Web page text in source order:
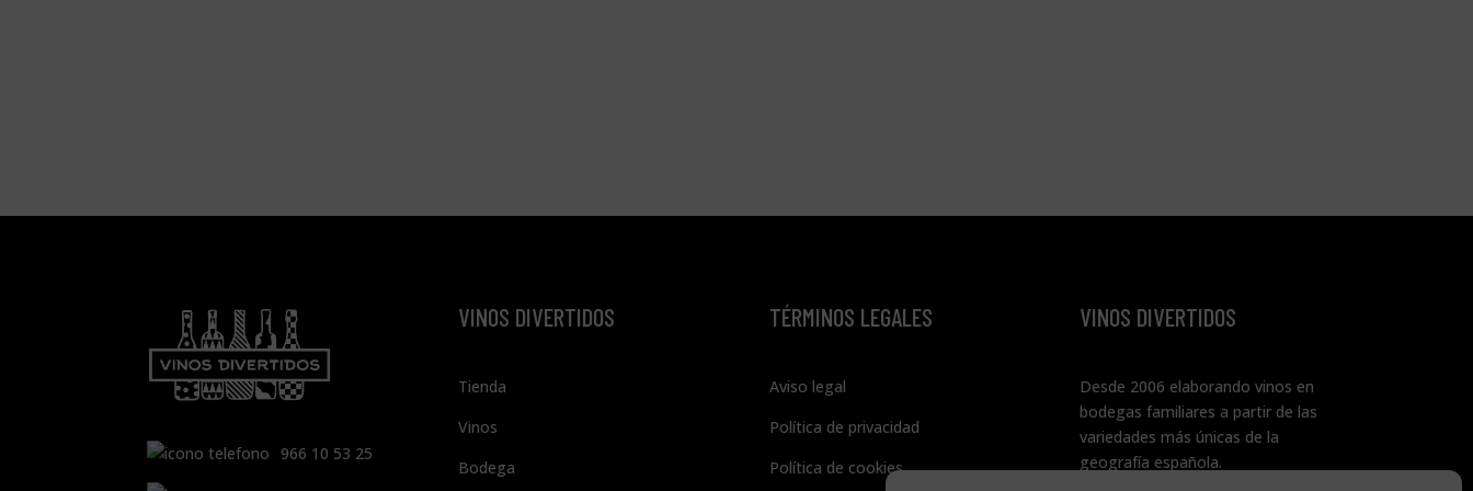
966 10 53 25
VINOS DIVERTIDOS
Tienda
Vinos
Bodega
TÉRMINOS LEGALES
Aviso legal
Política de privacidad
Política de cookies
VINOS DIVERTIDOS
Desde 2006 elaborando vinos en
bodegas familiares a partir de las
variedades más únicas de la
geografía española.